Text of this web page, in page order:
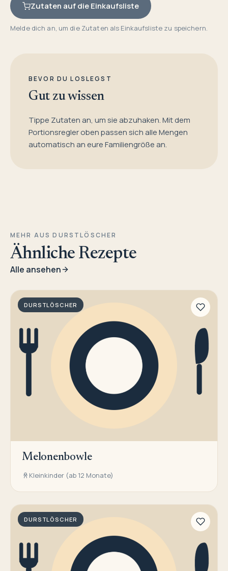
Zutaten auf die Einkaufsliste
Melde dich an, um die Zutaten als Einkaufsliste zu speichern.
BEVOR DU LOSLEGST
Gut zu wissen
Tippe Zutaten an, um sie abzuhaken. Mit dem
Portionsregler oben passen sich alle Mengen
automatisch an eure Familiengröße an.
MEHR AUS DURSTLÖSCHER
Ähnliche Rezepte
Alle ansehen
DURSTLÖSCHER
Melonenbowle
Kleinkinder (ab 12 Monate)
DURSTLÖSCHER